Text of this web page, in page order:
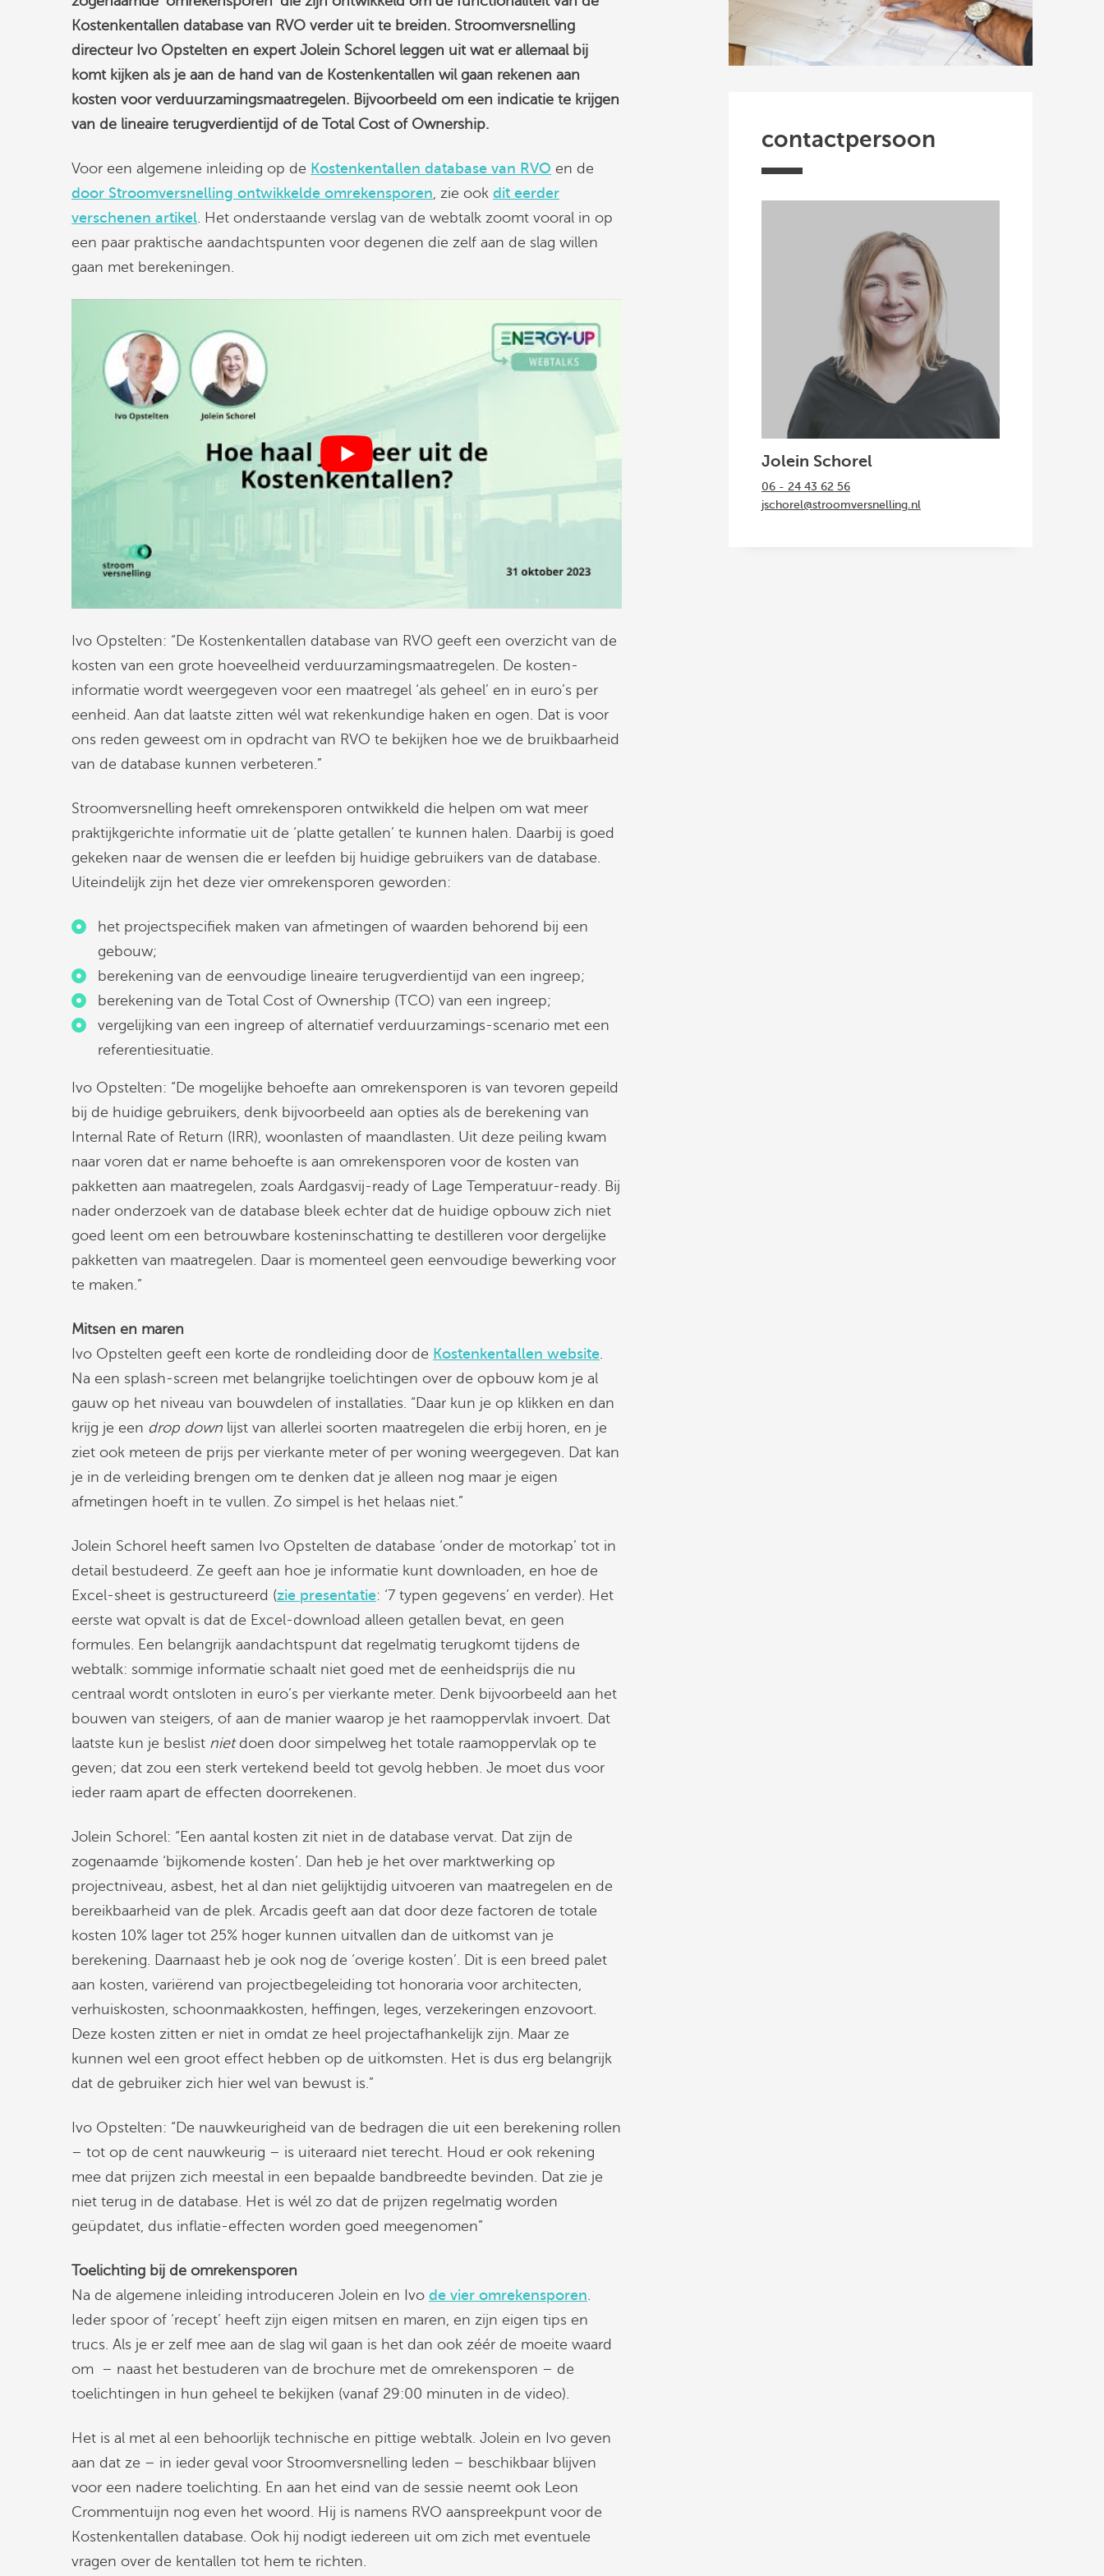
Kostenkentallen database van RVO verder uit te breiden. Stroomversnelling
directeur Ivo Opstelten en expert Jolein Schorel leggen uit wat er allemaal bij
komt kijken als je aan de hand van de Kostenkentallen wil gaan rekenen aan
kosten voor verduurzamingsmaatregelen. Bijvoorbeeld om een indicatie te krijgen
van de lineaire terugverdientijd of de Total Cost of Ownership.
Voor een algemene inleiding op de Kostenkentallen database van RVO en de
door Stroomversnelling ontwikkelde omrekensporen, zie ook dit eerder
verschenen artikel. Het onderstaande verslag van de webtalk zoomt vooral in op
een paar praktische aandachtspunten voor degenen die zelf aan de slag willen
gaan met berekeningen.
Ivo Opstelten: “De Kostenkentallen database van RVO geeft een overzicht van de
kosten van een grote hoeveelheid verduurzamingsmaatregelen. De kosten-
informatie wordt weergegeven voor een maatregel ‘als geheel’ en in euro’s per
eenheid. Aan dat laatste zitten wél wat rekenkundige haken en ogen. Dat is voor
ons reden geweest om in opdracht van RVO te bekijken hoe we de bruikbaarheid
van de database kunnen verbeteren.”
Stroomversnelling heeft omrekensporen ontwikkeld die helpen om wat meer
praktijkgerichte informatie uit de ‘platte getallen’ te kunnen halen. Daarbij is goed
gekeken naar de wensen die er leefden bij huidige gebruikers van de database.
Uiteindelijk zijn het deze vier omrekensporen geworden:
het projectspecifiek maken van afmetingen of waarden behorend bij een
gebouw;
berekening van de eenvoudige lineaire terugverdientijd van een ingreep;
berekening van de Total Cost of Ownership (TCO) van een ingreep;
vergelijking van een ingreep of alternatief verduurzamings-scenario met een
referentiesituatie.
Ivo Opstelten: “De mogelijke behoefte aan omrekensporen is van tevoren gepeild
bij de huidige gebruikers, denk bijvoorbeeld aan opties als de berekening van
Internal Rate of Return (IRR), woonlasten of maandlasten. Uit deze peiling kwam
naar voren dat er name behoefte is aan omrekensporen voor de kosten van
pakketten aan maatregelen, zoals Aardgasvij-ready of Lage Temperatuur-ready. Bij
nader onderzoek van de database bleek echter dat de huidige opbouw zich niet
goed leent om een betrouwbare kosteninschatting te destilleren voor dergelijke
pakketten van maatregelen. Daar is momenteel geen eenvoudige bewerking voor
te maken.”
Mitsen en maren
Ivo Opstelten geeft een korte de rondleiding door de Kostenkentallen website
Na een splash-screen met belangrijke toelichtingen over de opbouw kom je al
gauw op het niveau van bouwdelen of installaties. “Daar kun je op klikken en dan
krijg je een drop down lijst van allerlei soorten maatregelen die erbij horen, en je
ziet ook meteen de prijs per vierkante meter of per woning weergegeven. Dat kan
je in de verleiding brengen om te denken dat je alleen nog maar je eigen
afmetingen hoeft in te vullen. Zo simpel is het helaas niet.”
Jolein Schorel heeft samen Ivo Opstelten de database ‘onder de motorkap’ tot in
detail bestudeerd. Ze geeft aan hoe je informatie kunt downloaden, en hoe de
Excel-sheet is gestructureerd (zie presentatie: ‘7 typen gegevens’ en verder). Het
eerste wat opvalt is dat de Excel-download alleen getallen bevat, en geen
formules. Een belangrijk aandachtspunt dat regelmatig terugkomt tijdens de
webtalk: sommige informatie schaalt niet goed met de eenheidsprijs die nu
centraal wordt ontsloten in euro’s per vierkante meter. Denk bijvoorbeeld aan het
bouwen van steigers, of aan de manier waarop je het raamoppervlak invoert. Dat
laatste kun je beslist nietdoen door simpelweg het totale raamoppervlak op te
geven; dat zou een sterk vertekend beeld tot gevolg hebben. Je moet dus voor
ieder raam apart de effecten doorrekenen.
Jolein Schorel: “Een aantal kosten zit niet in de database vervat. Dat zijn de
zogenaamde ‘bijkomende kosten’. Dan heb je het over marktwerking op
projectniveau, asbest, het al dan niet gelijktijdig uitvoeren van maatregelen en de
bereikbaarheid van de plek. Arcadis geeft aan dat door deze factoren de totale
kosten 10% lager tot 25% hoger kunnen uitvallen dan de uitkomst van je
berekening. Daarnaast heb je ook nog de ‘overige kosten’. Dit is een breed palet
aan kosten, variërend van projectbegeleiding tot honoraria voor architecten,
verhuiskosten, schoonmaakkosten, heffingen, leges, verzekeringen enzovoort.
Deze kosten zitten er niet in omdat ze heel projectafhankelijk zijn. Maar ze
kunnen wel een groot effect hebben op de uitkomsten. Het is dus erg belangrijk
dat de gebruiker zich hier wel van bewust is.”
Ivo Opstelten: “De nauwkeurigheid van de bedragen die uit een berekening rollen
– tot op de cent nauwkeurig – is uiteraard niet terecht. Houd er ook rekening
mee dat prijzen zich meestal in een bepaalde bandbreedte bevinden. Dat zie je
niet terug in de database. Het is wél zo dat de prijzen regelmatig worden
geüpdatet, dus inflatie-effecten worden goed meegenomen”
Toelichting bij de omrekensporen
Na de algemene inleiding introduceren Jolein en Ivo de vier omrekensporen
Ieder spoor of ‘recept’ heeft zijn eigen mitsen en maren, en zijn eigen tips en
trucs. Als je er zelf mee aan de slag wil gaan is het dan ook zéér de moeite waard
om – naast het bestuderen van de brochure met de omrekensporen – de
toelichtingen in hun geheel te bekijken (vanaf 29:00 minuten in de video).
Het is al met al een behoorlijk technische en pittige webtalk. Jolein en Ivo geven
aan dat ze – in ieder geval voor Stroomversnelling leden – beschikbaar blijven
voor een nadere toelichting. En aan het eind van de sessie neemt ook Leon
Crommentuijn nog even het woord. Hij is namens RVO aanspreekpunt voor de
Kostenkentallen database. Ook hij nodigt iedereen uit om zich met eventuele
vragen over de kentallen tot hem te richten.
contactpersoon
Jolein Schorel
06 - 24 43 62 56
jschorel@stroomversnelling.nl